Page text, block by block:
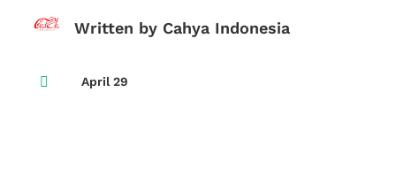
Written by Cahya Indonesia
 April 29